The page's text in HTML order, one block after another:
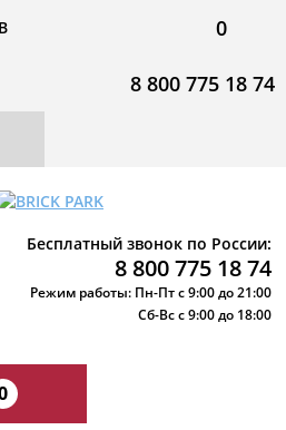
0
8 800 775 18 74
Бесплатный звонок по России:
8 800 775 18 74
Режим работы: Пн-Пт с 9:00 до 21:00
Сб-Вс с 9:00 до 18:00